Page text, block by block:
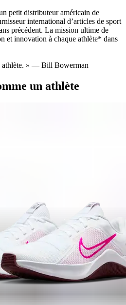
petit distributeur américain de
international d’articles de sport
précédent. La mission ultime de
et innovation à chaque athlète* dans
athlète. » — Bill Bowerman
un athlète